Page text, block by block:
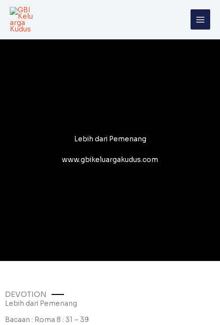
Skip
content
Lebih dari Pemenang
www.gbikeluargakudus.com
DEVOTION
Lebih dari Pemenang
Bacaan : Roma 8 : 31 – 39